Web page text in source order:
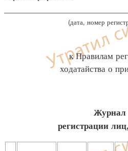
(дата, номер
к Правилам
ходатайства о
Журнал
регистрации